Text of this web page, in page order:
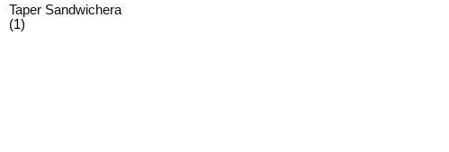
Taper Sandwichera
(1)